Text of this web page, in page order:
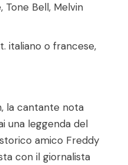
Tone Bell, Melvin
italiano o francese,
la cantante nota
una leggenda del
amico Freddy
con il giornalista